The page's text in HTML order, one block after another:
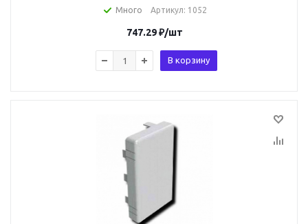
Много Артикул: 1052
747.29₽/шт
В корзину